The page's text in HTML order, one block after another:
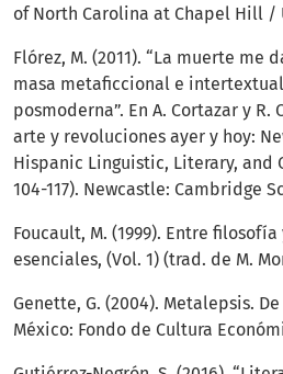
of North Carolina at Chapel Hill /
Flórez, M. (2011). “La muerte me
masa metaficcional e
posmoderna”. En A. Cortazar y R.
arte y revoluciones ayer y hoy:
Hispanic Linguistic, Literary, and
104-117). Newcastle: Cambridge
Foucault, M. (1999). Entre
esenciales, (Vol. 1) (trad. de M.
Genette, G. (2004). Metalepsis.
México: Fondo de Cultura